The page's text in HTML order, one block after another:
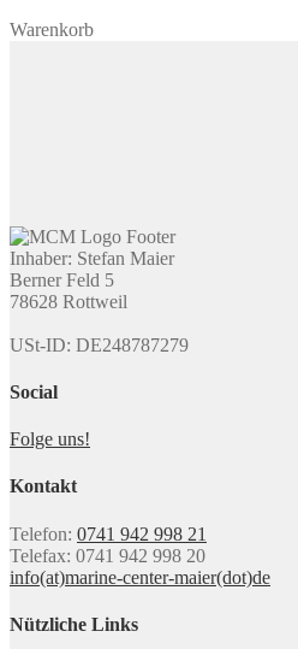
Warenkorb
Inhaber: Stefan Maier
Berner Feld 5
78628 Rottweil
USt-ID: DE248787279
Social
Folge uns!
Kontakt
Telefon: 0741 942 998 21
Telefax: 0741 942 998 20
info(at)marine-center-maier(dot)de
Nützliche Links